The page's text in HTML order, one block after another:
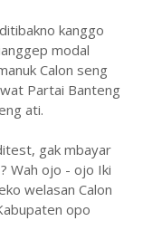
kanggo
modal
Calon seng
Partai Banteng
ati.
gak mbayar
Wah ojo - ojo Iki
welasan Calon
opo